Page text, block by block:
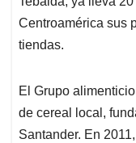
Centroamérica sus
tiendas.
El Grupo
de cereal local,
Santander. En